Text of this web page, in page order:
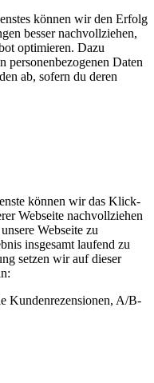
können wir den Erfolg
besser nachvollziehen,
optimieren. Dazu
personenbezogenen Daten
ab, sofern du deren
können wir das Klick-
Webseite nachvollziehen
Webseite zu
insgesamt laufend zu
setzen wir auf dieser
Kundenrezensionen, A/B-